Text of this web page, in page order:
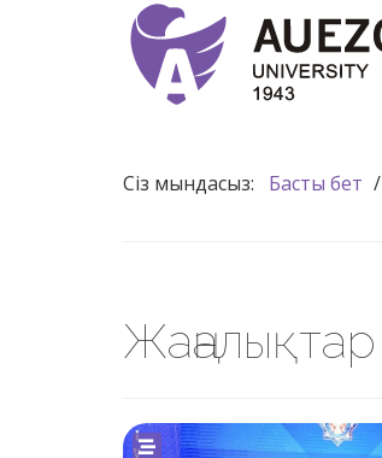
Сіз мындасыз: Басты бет /
Жаңалықтар